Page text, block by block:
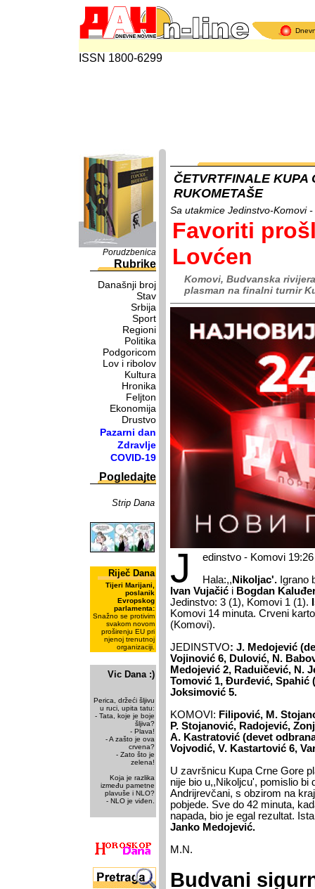
ISSN 1800-6299
Porudzbenica
Rubrike
Današnji broj
Stav
Srbija
Sport
Regioni
Politika
Podgoricom
Lov i ribolov
Kultura
Hronika
Feljton
Ekonomija
Drustvo
Pazarni dan
Zdravlje
COVID-19
Pogledajte
Strip Dana
Riječ Dana
Tijeri Marijani,
poslanik
Evropskog
parlamenta:
Snažno se protivim
svakom novom
proširenju EU pri
njenoj trenutnoj
organizaciji.
Vic Dana :)
Perica, držeći šljivu
u ruci, upita tatu:
- Tata, koje je boje
šljiva?
- Plava!
- A zašto je ova
crvena?
- Zato što je
zelena!
Koja je razlika
između pametne
plavuše i NLO?
- NLO je viđen.
ČETVRTFINALE KUPA
RUKOMETAŠE
Sa utakmice Jedinstvo-Komovi
Favoriti
Lovćen
Komovi, Budvanska
plasman na finalni turnir
J
edinstvo - Komovi
Hala:,,Nikoljac'. Igrano
Ivan Vujačić i Bogdan
Jedinstvo: 3 (1), Komovi 1 (1).
Komovi 14 minuta. Crveni
(Komovi).
JEDINSTVO: J. Medojević
Vojinović 6, Dulović, N.
Medojević 2, Raduičević, N.
Tomović 1, Đurđević, Spahić
Joksimović 5.
KOMOVI: Filipović, M.
P. Stojanović, Radojević,
A. Kastratović (devet
Vojvodić, V. Kastartović 6,
U završnicu Kupa Crne Gore
nije bio u,,Nikoljcu', pomislio bi
Andrijrevčani, s obzirom na
pobjede. Sve do 42 minuta,
napada, bio je egal rezultat.
Janko Medojević.
M.N.
Budvani